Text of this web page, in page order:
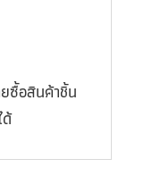
ซื้อสินค้าชิ้น